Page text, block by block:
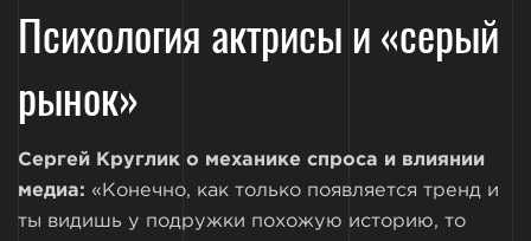
Психология актрисы и «серый
рынок»
Сергей Круглик о механике спроса и влиянии
медиа: «Конечно, как только появляется тренд и
ты видишь у подружки похожую историю, то